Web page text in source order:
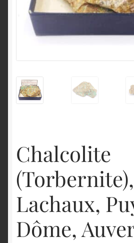
Chalcolite
(Torbernite),
Lachaux,
Dôme,